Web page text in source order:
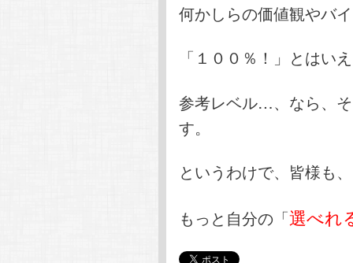
何かしらの価値観やバ
「１００％！」とはい
参考レベル…、なら、
す。
というわけで、皆様も、
もっと自分の「選べれ